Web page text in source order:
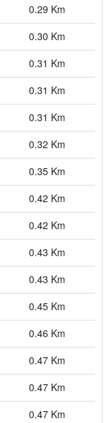
0.29 Km
0.30 Km
0.31 Km
0.31 Km
0.31 Km
0.32 Km
0.35 Km
0.42 Km
0.42 Km
0.43 Km
0.43 Km
0.45 Km
0.46 Km
0.47 Km
0.47 Km
0.47 Km